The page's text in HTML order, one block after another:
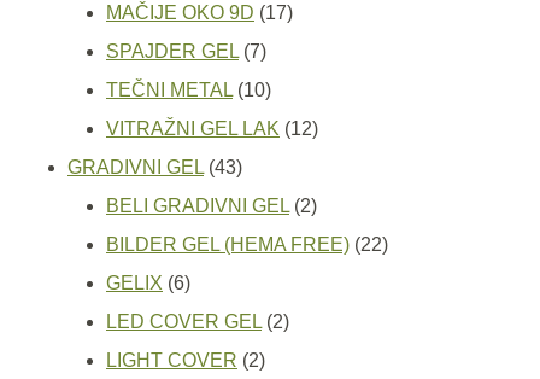
proizvoda
MAČIJE OKO 9D 1717
SPAJDER GEL 77
proizvoda
TEČNI METAL 1010
proizvoda
VITRAŽNI GEL LAK 1212
GRADIVNI GEL 4343
proizvoda
BELI GRADIVNI GEL 22
proizvoda
BILDER GEL (HEMA FREE) 2222
GELIX 66
proizvoda
LED COVER GEL 22
LIGHT COVER 22